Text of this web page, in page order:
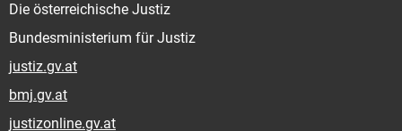
Die österreichische Justiz
Bundesministerium für Justiz
justiz.gv.at
bmj.gv.at
justizonline.gv.at